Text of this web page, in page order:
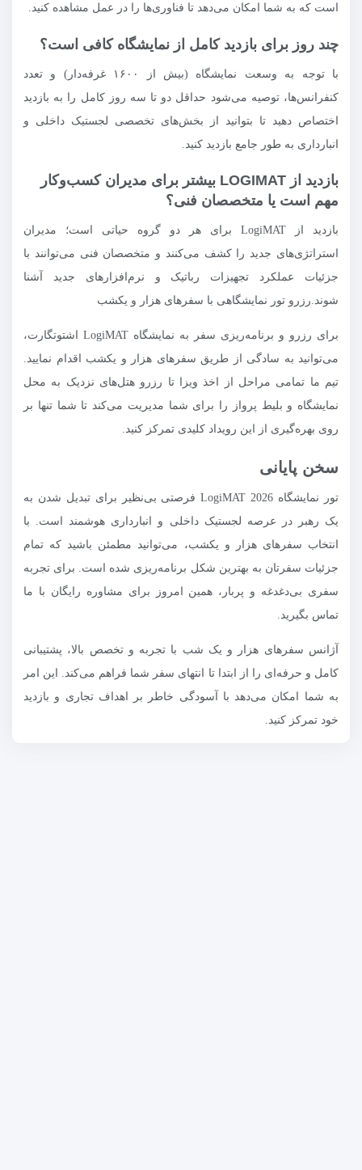
است که به شما امکان می‌دهد تا فناوری‌ها را در عمل مشاهده کنید.
چند روز برای بازدید کامل از نمایشگاه کافی است؟
با توجه به وسعت نمایشگاه (بیش از ۱۶۰۰ غرفه‌دار) و تعدد
کنفرانس‌ها، توصیه می‌شود حداقل دو تا سه روز کامل را به بازدید
اختصاص دهید تا بتوانید از بخش‌های تخصصی لجستیک داخلی و
انبارداری به طور جامع بازدید کنید.
بازدید از LOGIMAT بیشتر برای مدیران کسب‌وکار
مهم است یا متخصصان فنی؟
بازدید از LogiMAT برای هر دو گروه حیاتی است؛ مدیران
استراتژی‌های جدید را کشف می‌کنند و متخصصان فنی می‌توانند با
جزئیات عملکرد تجهیزات رباتیک و نرم‌افزارهای جدید آشنا
شوند.رزرو تور نمایشگاهی با سفرهای هزار و یکشب
برای رزرو و برنامه‌ریزی سفر به نمایشگاه LogiMAT اشتوتگارت،
می‌توانید به سادگی از طریق سفرهای هزار و یکشب اقدام نمایید.
تیم ما تمامی مراحل از اخذ ویزا تا رزرو هتل‌های نزدیک به محل
نمایشگاه و بلیط پرواز را برای شما مدیریت می‌کند تا شما تنها بر
روی بهره‌گیری از این رویداد کلیدی تمرکز کنید.
سخن پایانی
تور نمایشگاه LogiMAT 2026 فرصتی بی‌نظیر برای تبدیل شدن به
یک رهبر در عرصه لجستیک داخلی و انبارداری هوشمند است. با
انتخاب سفرهای هزار و یکشب، می‌توانید مطمئن باشید که تمام
جزئیات سفرتان به بهترین شکل برنامه‌ریزی شده است. برای تجربه
سفری بی‌دغدغه و پربار، همین امروز برای مشاوره رایگان با ما
تماس بگیرید.
آژانس سفرهای هزار و یک شب با تجربه و تخصص بالا، پشتیبانی
کامل و حرفه‌ای را از ابتدا تا انتهای سفر شما فراهم می‌کند. این امر
به شما امکان می‌دهد با آسودگی خاطر بر اهداف تجاری و بازدید
خود تمرکز کنید.